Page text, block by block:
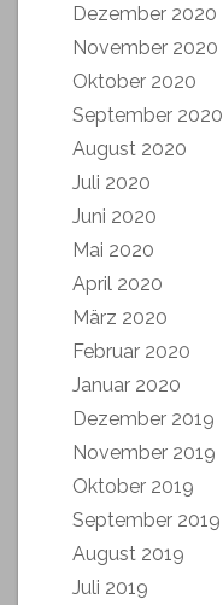
Dezember 2020
November 2020
Oktober 2020
September 2020
August 2020
Juli 2020
Juni 2020
Mai 2020
April 2020
März 2020
Februar 2020
Januar 2020
Dezember 2019
November 2019
Oktober 2019
September 2019
August 2019
Juli 2019